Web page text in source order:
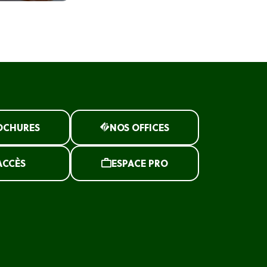
NOS OFFICES
ESPACE PRO